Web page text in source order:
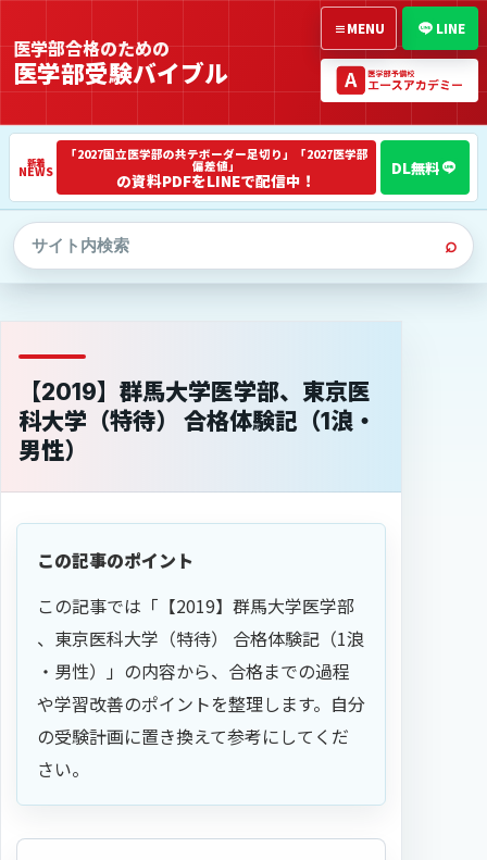
医学部合格のための
医学部受験バイブル
NEWS
「2027国立医学部の共テボーダー足切り」「2027医学部
偏差値」
の資料PDFをLINEで配信中！
⌕
LINE
≡MENU
【2019】群馬大学医学部、東京医
科大学（特待） 合格体験記（1浪・
男性）
この記事のポイント
この記事では「【2019】群馬大学医学部
、東京医科大学（特待） 合格体験記（1浪
・男性）」の内容から、合格までの過程
や学習改善のポイントを整理します。自分
の受験計画に置き換えて参考にしてくだ
さい。